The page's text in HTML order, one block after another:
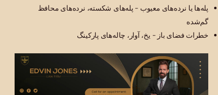
پله‌ها یا نرده‌های معیوب - پله‌های شکسته، نرده‌های محافظ
گم‌شده
خطرات فضای باز - یخ، آوار، چاله‌های پارکینگ